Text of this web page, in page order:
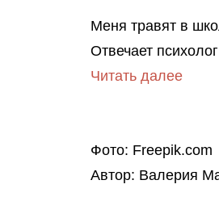
Меня травят в
Отвечает психолог
Читать далее
Фото: Freepik.com
Автор: Валерия